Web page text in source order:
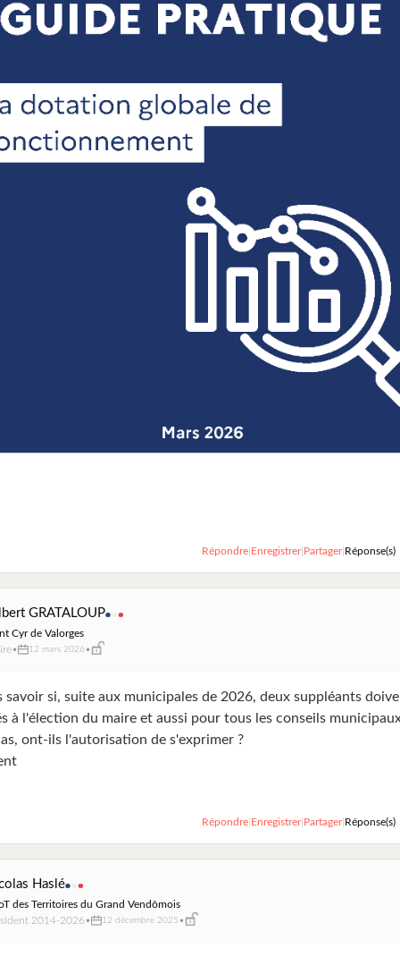
Répondre Enregistrer| Partager| Réponse(s)
GRATALOUP
Cyr de Valorges
• 12 mars 2026 •
savoir si, suite aux municipales de 2026, deux suppléants
à l'élection du maire et aussi pour tous les conseils
ont-ils l'autorisation de s'exprimer ?
Répondre Enregistrer| Partager| Réponse(s)
Haslé
des Territoires du Grand Vendômois
2014-2026 • 12 décembre 2025 •